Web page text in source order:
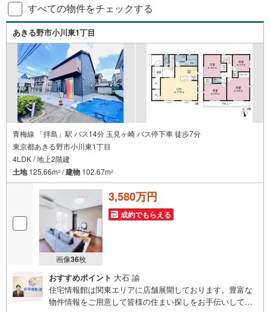
すべての物件をチェックする
あきる野市小川東1丁目
青梅線 「拝島」駅 バス14分 玉見ヶ崎 バス停下車 徒歩7分
東京都あきる野市小川東1丁目
4LDK / 地上2階建
土地125.66m2 /建物 102.67m2
画像36枚
3,580万円
成約でもらえる
おすすめポイント 大石 諭
住宅情報館は関東エリアに店舗展開しております。豊富な
物件情報をご用意して皆様の住まい探しをお手伝いしてお